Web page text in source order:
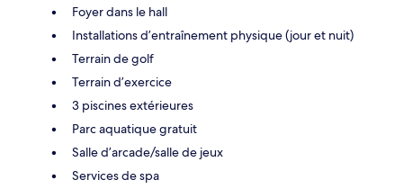
Foyer dans le hall
Installations d’entraînement physique (jour et nuit)
Terrain de golf
Terrain d’exercice
3 piscines extérieures
Parc aquatique gratuit
Salle d’arcade/salle de jeux
Services de spa